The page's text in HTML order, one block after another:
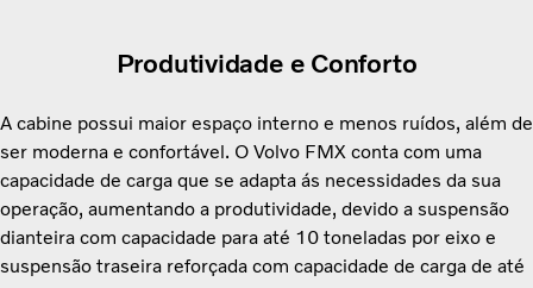
Produtividade e Conforto
A cabine possui maior espaço interno e menos ruídos, além de
ser moderna e confortável. O Volvo FMX conta com uma
capacidade de carga que se adapta ás necessidades da sua
operação, aumentando a produtividade, devido a suspensão
dianteira com capacidade para até 10 toneladas por eixo e
suspensão traseira reforçada com capacidade de carga de até